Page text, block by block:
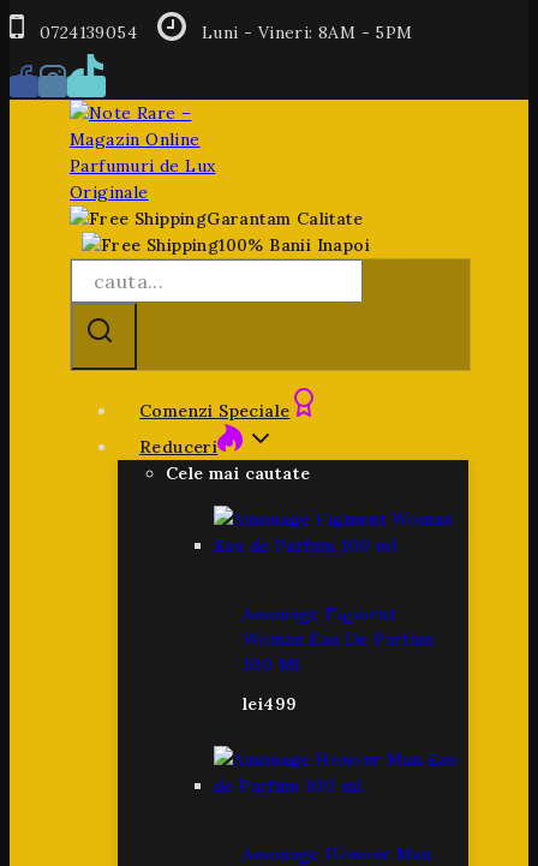
0724139054 Luni - Vineri: 8AM - 5PM
Garantam Calitate
100% Banii Inapoi
Comenzi Speciale
Reduceri
Cele mai cautate
Amouage Figment
Woman Eau De Parfum
100 Ml
lei499
Amouage Honour Man